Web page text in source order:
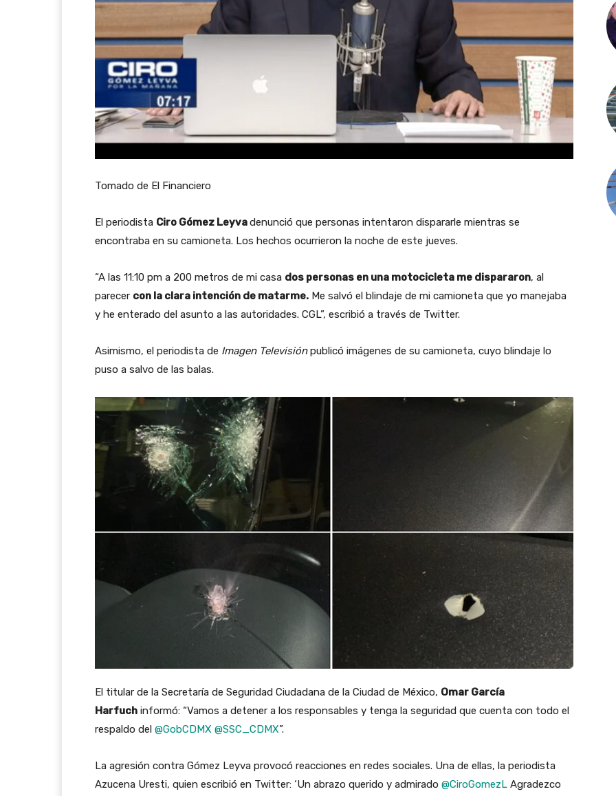
Tomado de El Financiero
El periodista Ciro Gómez Leyvadenunció que personas intentaron dispararle mientras se
encontraba en su camioneta. Los hechos ocurrieron la noche de este jueves.
“A las 11:10 pm a 200 metros de mi casa dos personas en una motocicleta me dispararon, al
parecer con la clara intención de matarme. Me salvó el blindaje de mi camioneta que yo manejaba
y he enterado del asunto a las autoridades. CGL”, escribió a través de Twitter.
Asimismo, el periodista de Imagen Televisiónpublicó imágenes de su camioneta, cuyo blindaje lo
puso a salvo de las balas.
El titular de la Secretaría de Seguridad Ciudadana de la Ciudad de México, Omar García
Harfuch informó: “Vamos a detener a los responsables y tenga la seguridad que cuenta con todo el
respaldo del @GobCDMX @SSC_CDMX”.
La agresión contra Gómez Leyva provocó reacciones en redes sociales. Una de ellas, la periodista
Azucena Uresti, quien escribió en Twitter: ‘Un abrazo querido y admirado @CiroGomezL Agradezco